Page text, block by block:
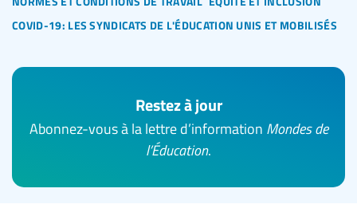
covid-19: les syndicats de l'éducation unis et mobilisés
Restez à jour
Abonnez-vous à la lettre d’information Mondes de
l’Éducation.